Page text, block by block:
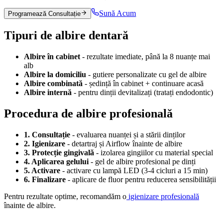
Programează Consultație Sună Acum
Tipuri de albire dentară
Albire în cabinet - rezultate imediate, până la 8 nuanțe mai
alb
Albire la domiciliu - gutiere personalizate cu gel de albire
Albire combinată - ședință în cabinet + continuare acasă
Albire internă - pentru dinții devitalizați (tratați endodontic)
Procedura de albire profesională
1. Consultație - evaluarea nuanței și a stării dinților
2. Igienizare - detartraj și Airflow înainte de albire
3. Protecție gingivală - izolarea gingiilor cu material special
4. Aplicarea gelului - gel de albire profesional pe dinți
5. Activare - activare cu lampă LED (3-4 cicluri a 15 min)
6. Finalizare - aplicare de fluor pentru reducerea sensibilității
Pentru rezultate optime, recomandăm o igienizare profesională
înainte de albire.